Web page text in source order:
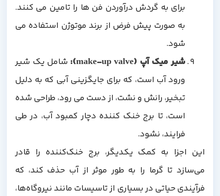
برای به گردش درآوردن فن ها را تامین می کنند.
به صورت پیش فرض از برند موتوژن استفاده می
شود.
شیر میک آپ (make-up valve):
شامل یک شیر
ورود آب است، که برای جایگزینی آبی که به دلیل
تبخیر، رانش و نشت، از دست می رود، طراحی شده
است، تا برج خنک کننده دچار کمبود آب، در طی
فرایند، نشود.
این اجزا به کمک یکدیگر، برج خنک‌کننده را قادر
می‌سازد تا گرما را به طور موثر از آب حذف کند، که
فرآیندی حیاتی در بسیاری از تاسیسات مانند نیروگاه‌ها،